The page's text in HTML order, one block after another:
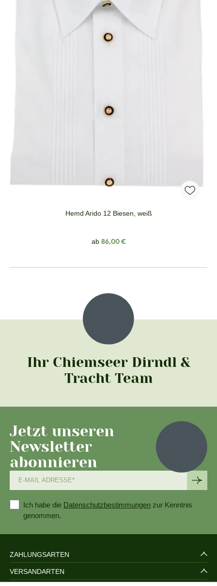
Hemd Arido 12 Biesen, weiß
Regulärer Preis:
ab 86,00 €
Ihr Chiemseer Dirndl &
Tracht Team
Jetzt unseren
Newsletter
abonnieren
Ich habe die Datenschutzbestimmungen zur Kenntnis
genommen.
ZAHLUNGSARTEN
VERSANDARTEN